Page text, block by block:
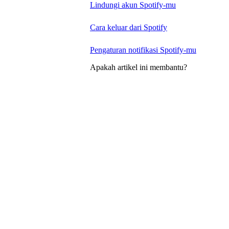
Lindungi akun Spotify-mu
Cara keluar dari Spotify
Pengaturan notifikasi Spotify-mu
Apakah artikel ini membantu?